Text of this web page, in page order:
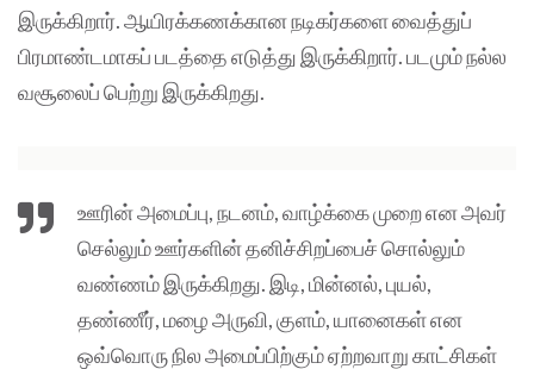
இருக்கிறார். ஆயிரக்கணக்கான நடிகர்களை வைத்துப்
பிரமாண்டமாகப் படத்தை எடுத்து இருக்கிறார். படமும் நல்ல
வசூலைப் பெற்று இருக்கிறது.
ஊரின் அமைப்பு, நடனம், வாழ்க்கை முறை என அவர்
செல்லும் ஊர்களின் தனிச்சிறப்பைச் சொல்லும்
வண்ணம் இருக்கிறது. இடி, மின்னல், புயல்,
தண்ணீர், மழை அருவி, குளம், யானைகள் என
ஒவ்வொரு நில அமைப்பிற்கும் ஏற்றவாறு காட்சிகள்